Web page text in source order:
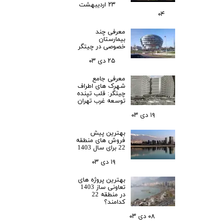
۲۳ اردیبهشت
۰۴
معرفی چند
بیمارستان
خصوصی در چیتگر
۲۵ دی ۰۳
معرفی جامع
شهرک‌ های اطراف
چیتگر: قلب تپنده
توسعه غرب تهران
۱۹ دی ۰۳
بهترین پیش
فروش های منطقه
22 برای سال 1403
۱۹ دی ۰۳
بهترین پروژه های
تعاونی ساز 1403
در منطقه 22
کدامند؟
۰۸ دی ۰۳